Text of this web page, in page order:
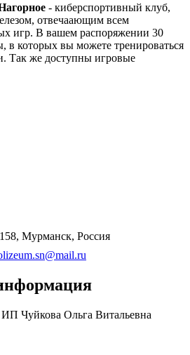
- киберспортивный клуб,
отвечаающим всем
игр. В вашем распоряжении 30
в которых вы можете тренироваться
Так же доступны игровые
Мурманск, Россия
ИП Чуйкова Ольга Витальевна